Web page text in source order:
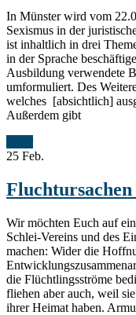
In Münster wird vom
Sexismus in der
ist inhaltlich in drei
in der Sprache
Ausbildung verwendete
umformuliert. Des
welches [absichtlich]
Außerdem gibt
25 Feb.
Wir möchten Euch auf
Schlei-Vereins und des
machen: Wider die
die Flüchtlingsströme
fliehen aber auch, weil
ihrer Heimat haben.